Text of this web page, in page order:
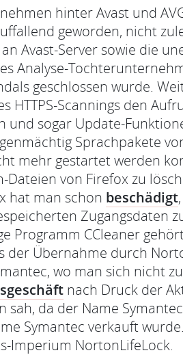
hinter Avast und
geworden, nicht
an Avast-Server sowie die
Analyse-
geschlossen wurde.
HTTPS-Scannings den
und sogar Update-
Sprachpakete
mehr gestartet werden
Dateien von Firefox zu
hat man schon beschädigt
Zugangsdaten
Programm CCleaner
der Übernahme durch
wo man sich nicht
nach Druck der
sah, da der Name
Symantec verkauft
Imperium NortonLifeLock.